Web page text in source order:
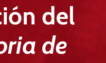
del
de